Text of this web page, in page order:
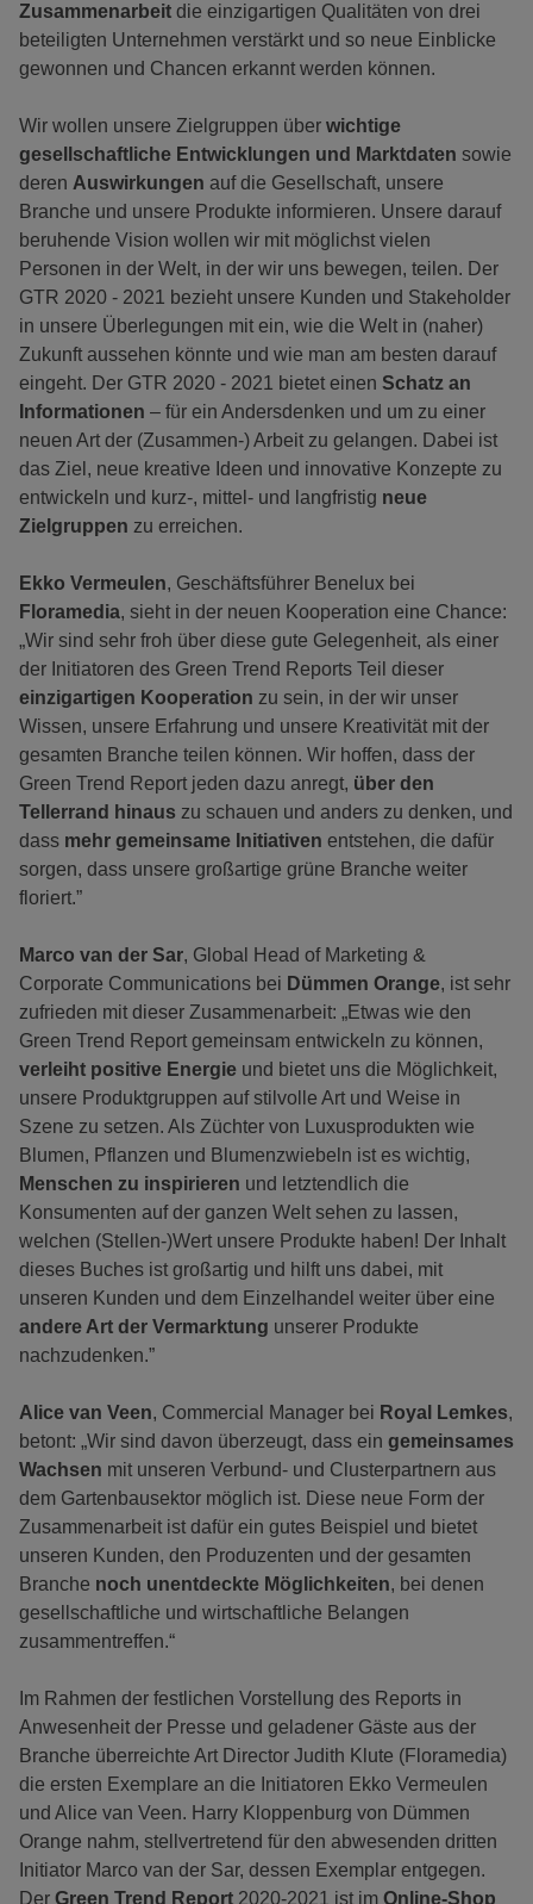
Zusammenarbeit die einzigartigen Qualitäten von drei
beteiligten Unternehmen verstärkt und so neue Einblicke
gewonnen und Chancen erkannt werden können.
Wir wollen unsere Zielgruppen über wichtige
gesellschaftliche Entwicklungen und Marktdaten sowie
deren Auswirkungen auf die Gesellschaft, unsere
Branche und unsere Produkte informieren. Unsere darauf
beruhende Vision wollen wir mit möglichst vielen
Personen in der Welt, in der wir uns bewegen, teilen. Der
GTR 2020 - 2021 bezieht unsere Kunden und Stakeholder
in unsere Überlegungen mit ein, wie die Welt in (naher)
Zukunft aussehen könnte und wie man am besten darauf
eingeht. Der GTR 2020 - 2021 bietet einen Schatz an
Informationen – für ein Andersdenken und um zu einer
neuen Art der (Zusammen-) Arbeit zu gelangen. Dabei ist
das Ziel, neue kreative Ideen und innovative Konzepte zu
entwickeln und kurz-, mittel- und langfristig neue
Zielgruppen zu erreichen.
Ekko Vermeulen, Geschäftsführer Benelux bei
Floramedia, sieht in der neuen Kooperation eine Chance:
„Wir sind sehr froh über diese gute Gelegenheit, als einer
der Initiatoren des Green Trend Reports Teil dieser
einzigartigen Kooperation zu sein, in der wir unser
Wissen, unsere Erfahrung und unsere Kreativität mit der
gesamten Branche teilen können. Wir hoffen, dass der
Green Trend Report jeden dazu anregt, über den
Tellerrand hinaus zu schauen und anders zu denken, und
dass mehr gemeinsame Initiativen entstehen, die dafür
sorgen, dass unsere großartige grüne Branche weiter
floriert.”
Marco van der Sar, Global Head of Marketing &
Corporate Communications bei Dümmen Orange, ist sehr
zufrieden mit dieser Zusammenarbeit: „Etwas wie den
Green Trend Report gemeinsam entwickeln zu können,
verleiht positive Energie und bietet uns die Möglichkeit,
unsere Produktgruppen auf stilvolle Art und Weise in
Szene zu setzen. Als Züchter von Luxusprodukten wie
Blumen, Pflanzen und Blumenzwiebeln ist es wichtig,
Menschen zu inspirieren und letztendlich die
Konsumenten auf der ganzen Welt sehen zu lassen,
welchen (Stellen-)Wert unsere Produkte haben! Der Inhalt
dieses Buches ist großartig und hilft uns dabei, mit
unseren Kunden und dem Einzelhandel weiter über eine
andere Art der Vermarktung unserer Produkte
nachzudenken.”
Alice van Veen, Commercial Manager bei Royal Lemkes,
betont: „Wir sind davon überzeugt, dass ein gemeinsames
Wachsen mit unseren Verbund- und Clusterpartnern aus
dem Gartenbausektor möglich ist. Diese neue Form der
Zusammenarbeit ist dafür ein gutes Beispiel und bietet
unseren Kunden, den Produzenten und der gesamten
Branche noch unentdeckte Möglichkeiten, bei denen
gesellschaftliche und wirtschaftliche Belangen
zusammentreffen.“
Im Rahmen der festlichen Vorstellung des Reports in
Anwesenheit der Presse und geladener Gäste aus der
Branche überreichte Art Director Judith Klute (Floramedia)
die ersten Exemplare an die Initiatoren Ekko Vermeulen
und Alice van Veen. Harry Kloppenburg von Dümmen
Orange nahm, stellvertretend für den abwesenden dritten
Initiator Marco van der Sar, dessen Exemplar entgegen.
Der Green Trend Report 2020-2021 ist im Online-Shop